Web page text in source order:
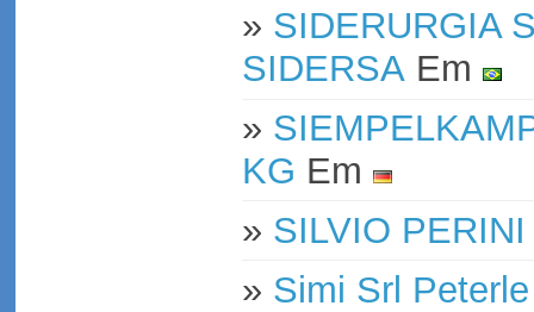
» SIDERURGIA
SIDERSAEm
»
KG Em
» SILVIO PERINI
» Simi Srl Peterle